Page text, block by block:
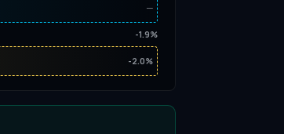
─
-1.9%
-2.0%